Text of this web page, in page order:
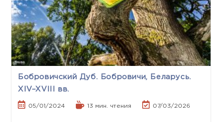
Бобровичский Дуб. Бобровичи, Беларусь.
XIV–XVIII вв.
05/01/2024 13 мин. чтения 07/03/2026